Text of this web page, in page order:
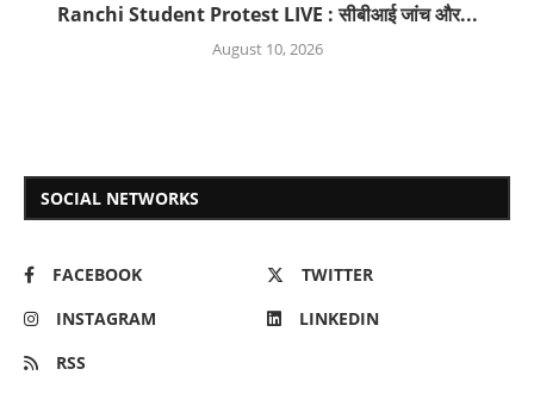
Ranchi Student Protest LIVE : सीबीआई जांच और...
August 10, 2026
SOCIAL NETWORKS
FACEBOOK
TWITTER
INSTAGRAM
LINKEDIN
RSS